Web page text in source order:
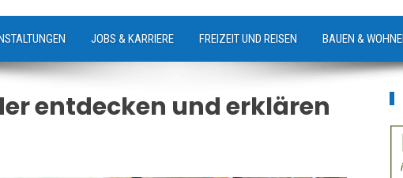
JOBS & KARRIERE FREIZEIT UND REISEN BAUEN &
entdecken und erklären